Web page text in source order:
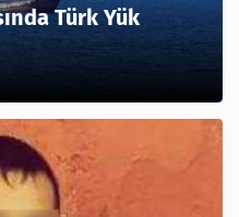
Türk Yük